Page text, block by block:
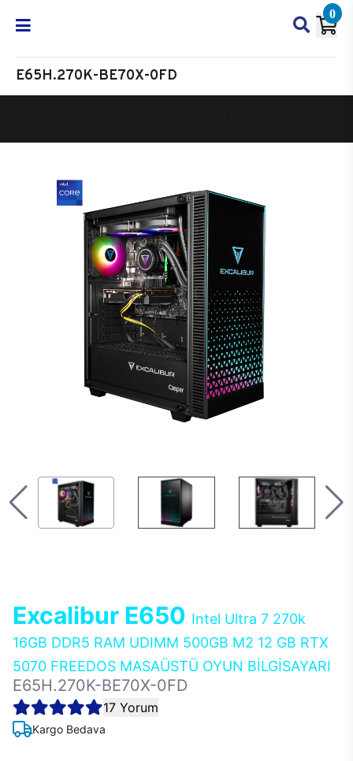
0
E65H.270K-BE70X-0FD
Excalibur E650 Intel Ultra 7 270k
16GB DDR5 RAM UDIMM 500GB M2 12 GB RTX
5070 FREEDOS MASAÜSTÜ OYUN BİLGİSAYARI
E65H.270K-BE70X-0FD
17 Yorum
Kargo Bedava